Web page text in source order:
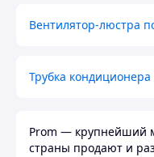
Вентилятор-люстра
Трубка
Prom — крупнейший
страны продают и